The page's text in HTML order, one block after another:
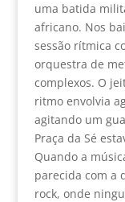
uma batida
africano. Nos
sessão rítmica
orquestra de
complexos. O
ritmo envolvia
agitando um
Praça da Sé
Quando a
parecida com a
rock, onde